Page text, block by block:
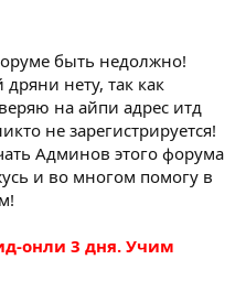
быть недолжно!
нету, так как
на айпи адрес итд
не зарегистрируется!
Админов этого форума
и во многом помогу в
онли 3 дня. Учим